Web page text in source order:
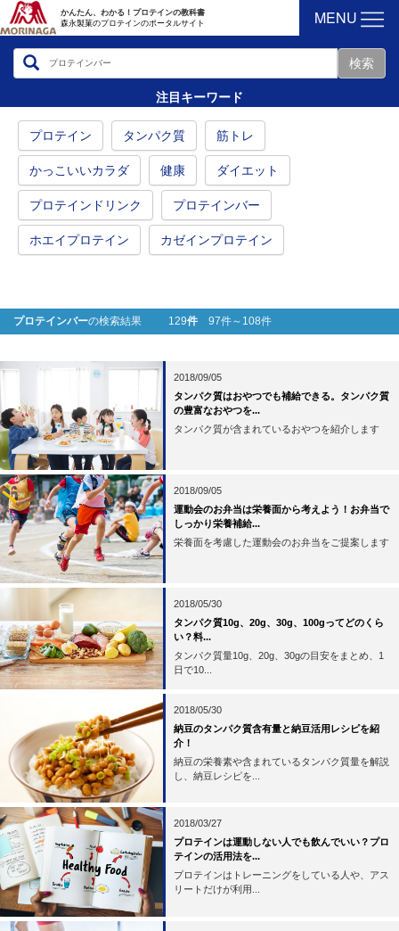
かんたん、わかる！プロテインの教科書
森永製菓のプロテインのポータルサイト
MENU
注目キーワード
プロテイン タンパク質 筋トレ
かっこいいカラダ 健康 ダイエット
プロテインドリンク プロテインバー
ホエイプロテイン カゼインプロテイン
プロテインバーの検索結果 129件 97件～108件
2018/09/05
タンパク質はおやつでも補給できる。タンパク質
の豊富なおやつを...
タンパク質が含まれているおやつを紹介します
2018/09/05
運動会のお弁当は栄養面から考えよう！お弁当で
しっかり栄養補給...
栄養面を考慮した運動会のお弁当をご提案します
2018/05/30
タンパク質10g、20g、30g、100gってどのくら
い？料...
タンパク質量10g、20g、30gの目安をまとめ、1
日で10...
2018/05/30
納豆のタンパク質含有量と納豆活用レシピを紹
介！
納豆の栄養素や含まれているタンパク質量を解説
し、納豆レシピを...
2018/03/27
プロテインは運動しない人でも飲んでいい？プロ
テインの活用法を...
プロテインはトレーニングをしている人や、アス
リートだけが利用...